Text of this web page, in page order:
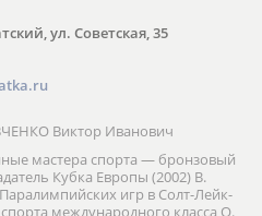
ул. Советская, 35
Виктор Иванович
мастера спорта — бронзовый
Кубка Европы (2002) В.
игр в Солт-Лейк-
международного класса О.